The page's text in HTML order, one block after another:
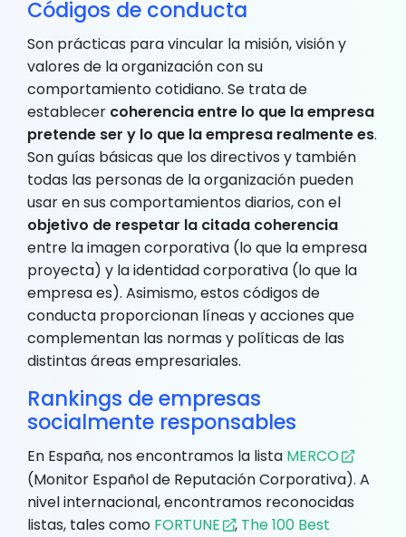
Códigos de conducta
Son prácticas para vincular la misión, visión y
valores de la organización con su
comportamiento cotidiano. Se trata de
establecer coherencia entre lo que la empresa
pretende ser y lo que la empresa realmente es.
Son guías básicas que los directivos y también
todas las personas de la organización pueden
usar en sus comportamientos diarios, con el
objetivo de respetar la citada coherencia
entre la imagen corporativa (lo que la empresa
proyecta) y la identidad corporativa (lo que la
empresa es). Asimismo, estos códigos de
conducta proporcionan líneas y acciones que
complementan las normas y políticas de las
distintas áreas empresariales.
Rankings de empresas
socialmente responsables
En España, nos encontramos la lista MERCO
(Monitor Español de Reputación Corporativa). A
nivel internacional, encontramos reconocidas
listas, tales como FORTUNE , The 100 Best